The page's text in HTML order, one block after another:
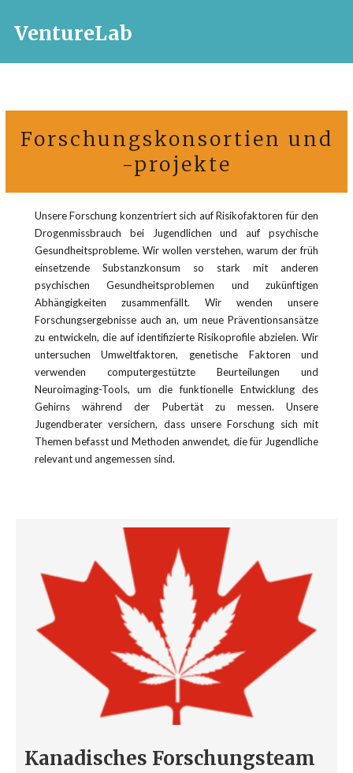
VentureLab
Forschungskonsortien und
-projekte
Unsere Forschung konzentriert sich auf Risikofaktoren für den
Drogenmissbrauch bei Jugendlichen und auf psychische
Gesundheitsprobleme. Wir wollen verstehen, warum der früh
einsetzende Substanzkonsum so stark mit anderen
psychischen Gesundheitsproblemen und zukünftigen
Abhängigkeiten zusammenfällt. Wir wenden unsere
Forschungsergebnisse auch an, um neue Präventionsansätze
zu entwickeln, die auf identifizierte Risikoprofile abzielen. Wir
untersuchen Umweltfaktoren, genetische Faktoren und
verwenden computergestützte Beurteilungen und
Neuroimaging-Tools, um die funktionelle Entwicklung des
Gehirns während der Pubertät zu messen. Unsere
Jugendberater versichern, dass unsere Forschung sich mit
Themen befasst und Methoden anwendet, die für Jugendliche
relevant und angemessen sind.
Kanadisches Forschungsteam